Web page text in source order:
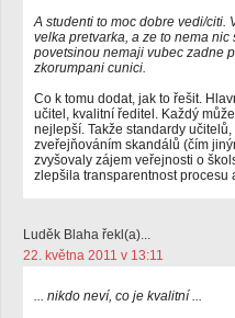
A studenti to moc dobre vedi/citi.
velka pretvarka, a ze to nema
povetsinou nemaji vubec zadne
zkorumpani cunici.
Co k tomu dodat, jak to řešit.
učitel, kvalitní ředitel. Každý
nejlepší. Takže standardy
zveřejňováním skandálů (čím
zvyšovaly zájem veřejnosti o
zlepšila transparentnost procesu
Luděk Blaha řekl(a)...
22. května 2011 v 13:11
... nikdo neví, co je kvalitní ...